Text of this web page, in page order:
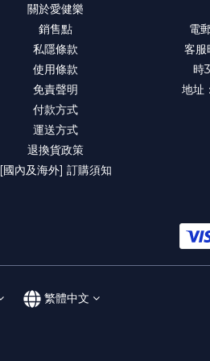
關於愛健樂
銷售點
私隱條款
使用條款
免責聲明
付款方式
運送方式
退換貨政策
[國內及海外] 訂購須知
電
客服
時
地址
繁體中文